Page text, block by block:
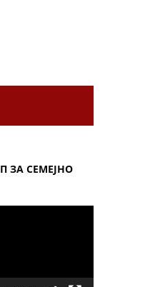
ЗА СЕМЕЈНО